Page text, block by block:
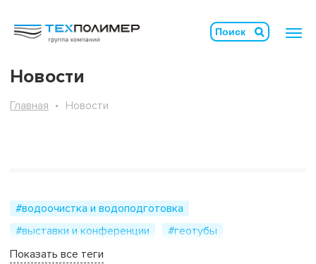
Новости
Главная Новости
#водоочистка и водоподготовка
#выставки и конференции
#геотубы
#гидротехническое строительство
Показать все теги